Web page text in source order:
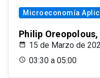
Microeconomía
Philip
15 de Marzo de
03:30 a 05:00